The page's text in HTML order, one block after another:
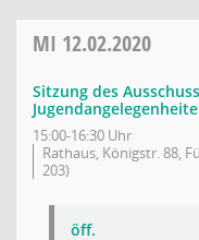
MI 12.02.2020
Sitzung des
15:00-16:30 Uhr
Rathaus, Königstr. 88,
203)
öff.